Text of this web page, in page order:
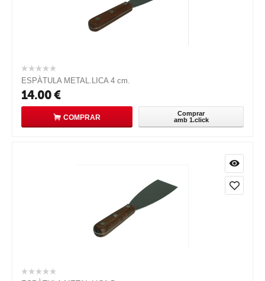
ESPÀTULA METAL.LICA 4 cm.
14.00€
COMPRAR
Comprar
amb 1.click